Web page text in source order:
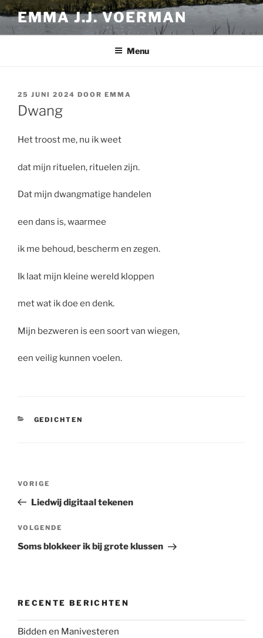
Ga
naar
de
EMMA J.J. VOERMAN
Menu
GEPLAATST
OP
25 JUNI 2024 DOOR EMMA
Dwang
Het troost me, nu ik weet
dat mijn rituelen, rituelen zijn.
Dat mijn dwangmatige handelen
een dans is, waarmee
ik me behoud, bescherm en zegen.
Ik laat mijn kleine wereld kloppen
met wat ik doe en denk.
Mijn bezweren is een soort van wiegen,
een veilig kunnen voelen.
CATEGORIEËN
GEDICHTEN
Vorig
bericht
VORIGE
Liedwij digitaal tekenen
Volgend
bericht
VOLGENDE
Soms blokkeer ik bij grote klussen
RECENTE BERICHTEN
Bidden en Manivesteren